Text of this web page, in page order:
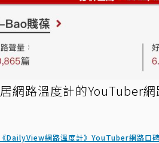
網路溫度計的YouTuber網
《DailyView網路溫度計》YouTuber網路